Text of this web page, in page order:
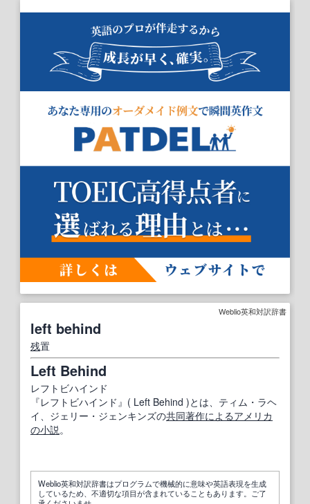
Weblio英和対訳辞書
left behind
残置
Left Behind
レフトビハインド
『レフトビハインド』( Left Behind )とは、ティム・ラヘ
イ、ジェリー・ジェンキンズの共同著作によるアメリカ
の小説 。
Weblio英和対訳辞書はプログラムで機械的に意味や英語表現を生成
しているため、不適切な項目が含まれていることもあります。ご了